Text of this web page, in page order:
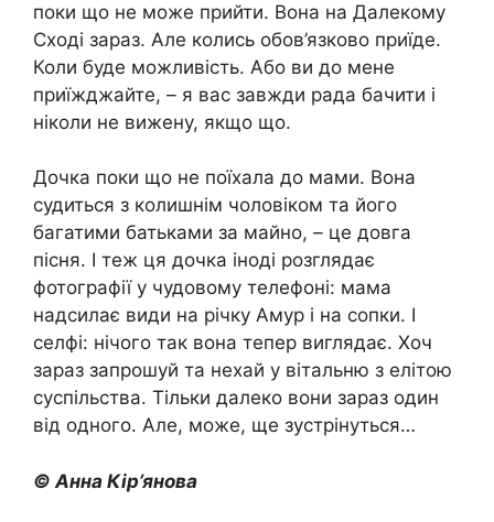
поки що не може прийти. Вона на Далекому
Сході зараз. Але колись обов’язково приїде.
Коли буде можливість. Або ви до мене
приїжджайте, – я вас завжди рада бачити і
ніколи не вижену, якщо що.
Дочка поки що не поїхала до мами. Вона
судиться з колишнім чоловіком та його
багатими батьками за майно, – це довга
пісня. І теж ця дочка іноді розглядає
фотографії у чудовому телефоні: мама
надсилає види на річку Амур і на сопки. І
селфі: нічого так вона тепер виглядає. Хоч
зараз запрошуй та нехай у вітальню з елітою
суспільства. Тільки далеко вони зараз один
від одного. Але, може, ще зустрінуться…
© Анна Кір’янова